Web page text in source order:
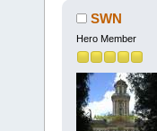
SWN
Hero Member